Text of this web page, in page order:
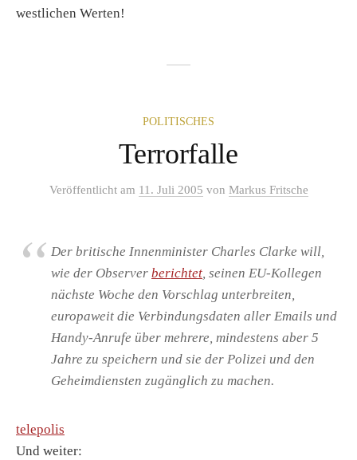
westlichen Werten!
POLITISCHES
Terrorfalle
Veröffentlicht am 11. Juli 2005 von Markus Fritsche
Der britische Innenminister Charles Clarke will,
wie der Observer berichtet, seinen EU-Kollegen
nächste Woche den Vorschlag unterbreiten,
europaweit die Verbindungsdaten aller Emails und
Handy-Anrufe über mehrere, mindestens aber 5
Jahre zu speichern und sie der Polizei und den
Geheimdiensten zugänglich zu machen.
telepolis
Und weiter: